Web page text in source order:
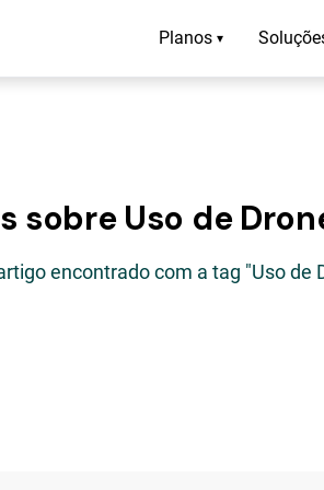
Planos ▾
sobre Uso de
encontrado com a tag "Uso de